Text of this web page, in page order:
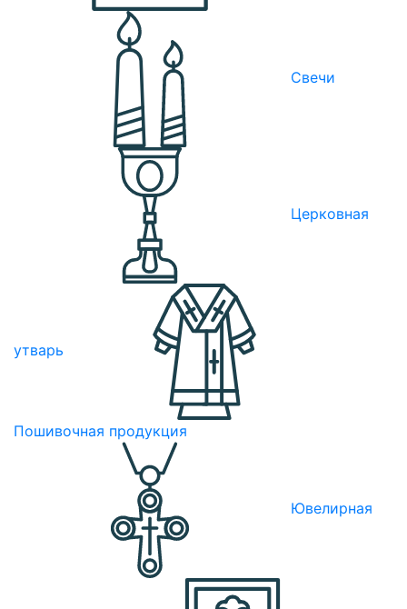
Свечи
Церковная
утварь
Пошивочная продукция
Ювелирная